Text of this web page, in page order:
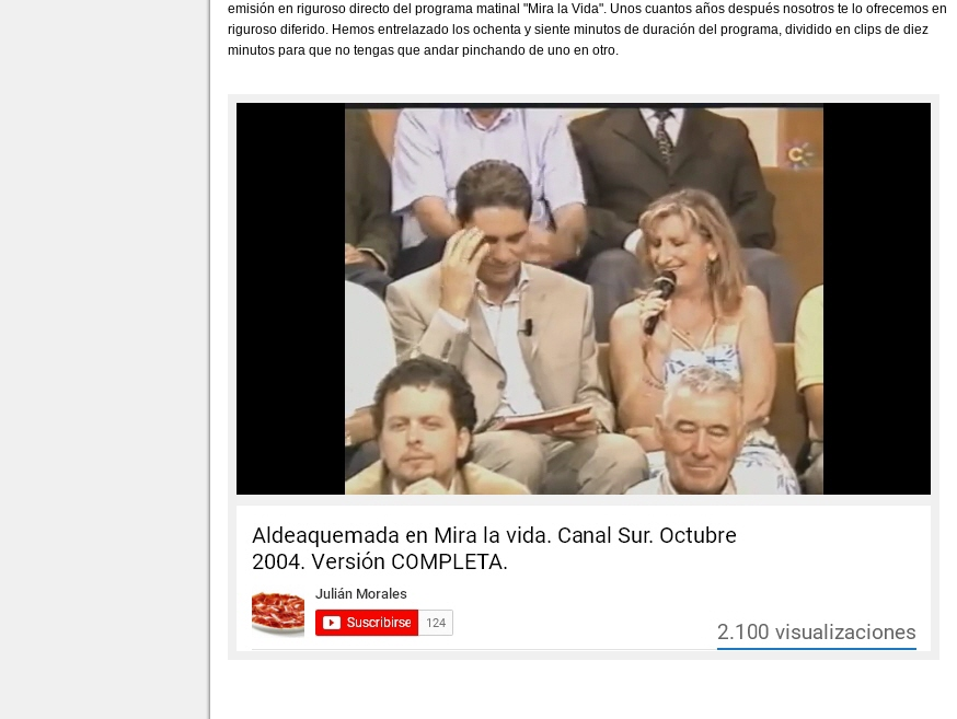
emisión en riguroso directo del programa matinal "Mira la Vida". Unos cuantos años después nosotros te lo ofrecemos en
riguroso diferido. Hemos entrelazado los ochenta y siente minutos de duración del programa, dividido en clips de diez
minutos para que no tengas que andar pinchando de uno en otro.